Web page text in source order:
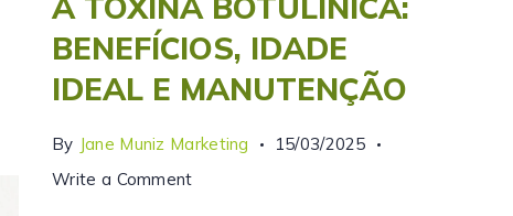
BENEFÍCIOS, IDADE
IDEAL E MANUTENÇÃO
By Jane Muniz Marketing
15/03/2025
Write a Comment